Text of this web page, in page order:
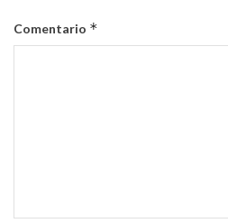
Comentario *